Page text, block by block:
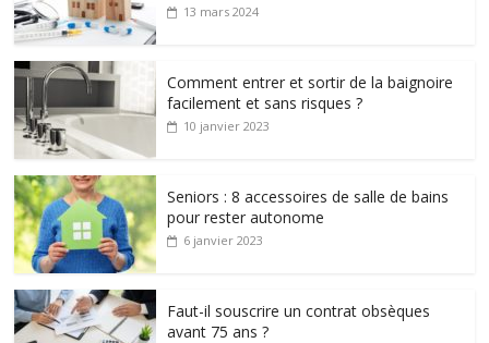
13 mars 2024
Comment entrer et sortir de la baignoire
facilement et sans risques ?
10 janvier 2023
Seniors : 8 accessoires de salle de bains
pour rester autonome
6 janvier 2023
Faut-il souscrire un contrat obsèques
avant 75 ans ?